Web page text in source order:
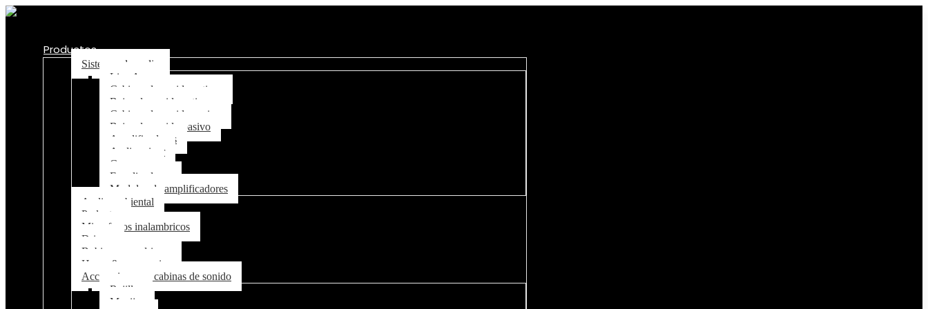
Productos
Sistemas de audio
Line Array
Cabinas de sonido activas
Bajos de sonido activos
Cabinas de sonido pasivo
Bajos de sonido pasivo
Amplificadores
Audio mixer
Crossover
Equalizadores
Modulos de amplificadores
Audio ambiental
Parlantes
Microfonos inalambricos
Drivers
Bobinas para drivers
Horns & accessorios
Accesorios para cabinas de sonido
Rejillas
Manijas